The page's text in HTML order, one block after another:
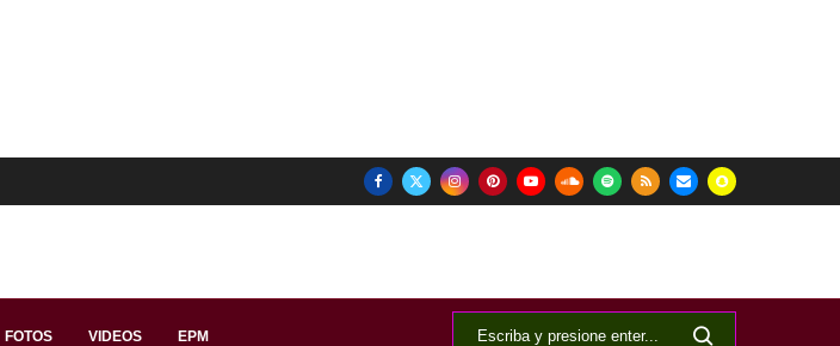
FOTOS VIDEOS EPM